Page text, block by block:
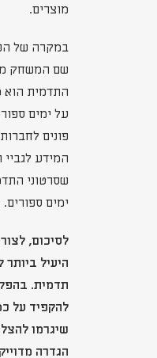
מוצרים.
במקרה של
שם המשחק
התדמית
על ימים
פונים
המידע לגביי
שסרטוני
ימים ספורים.
לסיכום,
היעיל
תדמית.
להקפיד על
שיגרמו
הגדרה